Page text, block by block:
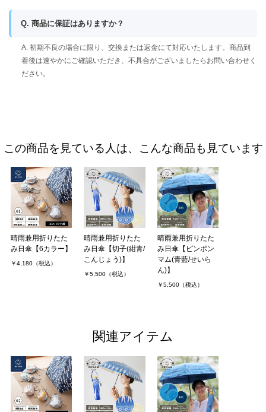
Q. 商品に保証はありますか？
A. 初期不良の場合に限り、交換または返金にて対応いたします。商品到
着後は速やかにご確認いただき、不具合がございましたらお問い合わせく
ださい。
この商品を見ている人は、こんな商品も見ています
晴雨兼用折りたた
み日傘【6カラー】
￥4,180（税込）
晴雨兼用折りたた
み日傘【切子(紺青/
こんじょう)】
￥5,500（税込）
晴雨兼用折りたた
み日傘【ピンポン
マム(青藍/せいら
ん)】
￥5,500（税込）
関連アイテム